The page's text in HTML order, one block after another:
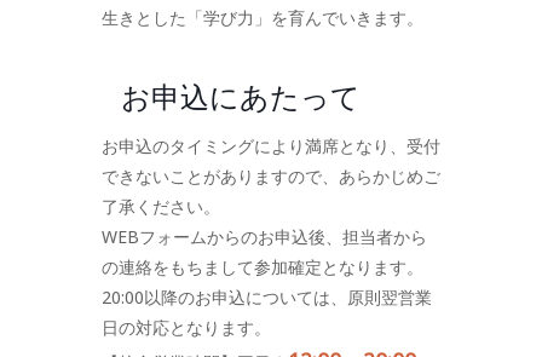
生きとした「学び力」を育んでいきます。
お申込にあたって
お申込のタイミングにより満席となり、受付
できないことがありますので、あらかじめご
了承ください。
WEBフォームからのお申込後、担当者から
の連絡をもちまして参加確定となります。
20:00以降のお申込については、原則翌営業
日の対応となります。